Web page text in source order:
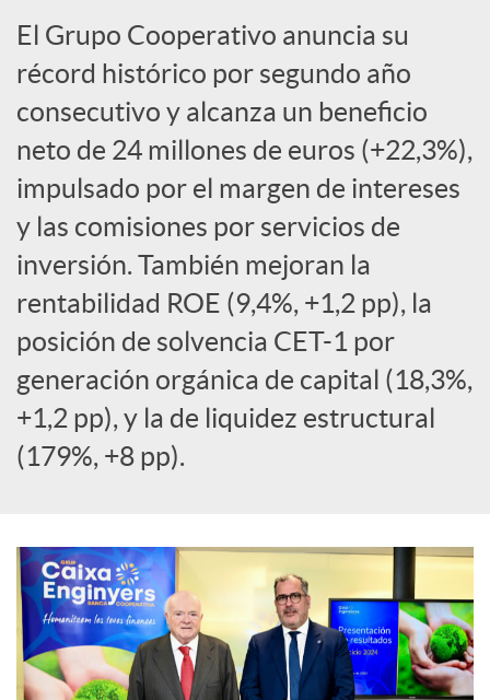
o
r
d
e
c
o
n
t
e
n
El Grupo Cooperativo anuncia su
récord histórico por segundo año
consecutivo y alcanza un beneficio
neto de 24 millones de euros (+22,3%),
impulsado por el margen de intereses
y las comisiones por servicios de
inversión. También mejoran la
rentabilidad ROE (9,4%, +1,2 pp), la
posición de solvencia CET-1 por
generación orgánica de capital (18,3%,
+1,2 pp), y la de liquidez estructural
(179%, +8 pp).